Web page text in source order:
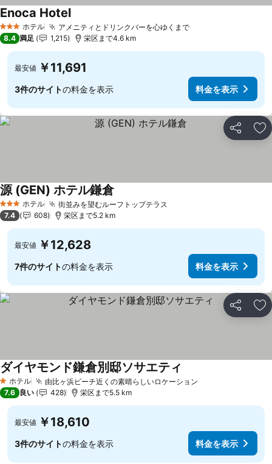
3 ホテルのランク
ホテル アメニティとドリンクバーを心ゆくまで
Enoca Hotel
8.4 満足 1,215 栄区まで4.6 km
最安値 ￥11,691
3件のサイトの料金を表示 料金を表示
シェア お
3 ホテルのランク
ホテル 街並みを望むルーフトップテラス
源 (GEN) ホテル鎌倉
7.4 608 栄区まで5.2 km
最安値 ￥12,628
7件のサイトの料金を表示 料金を表示
シェア お
1 ホテルのランク
ホテル 由比ヶ浜ビーチ近くの素晴らしいロケーション
ダイヤモンド鎌倉別邸ソサエティ
7.6 良い 428 栄区まで5.5 km
最安値 ￥18,610
3件のサイトの料金を表示 料金を表示